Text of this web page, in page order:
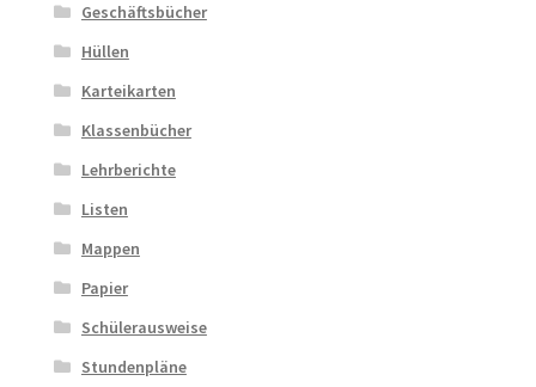
Geschäftsbücher
Hüllen
Karteikarten
Klassenbücher
Lehrberichte
Listen
Mappen
Papier
Schülerausweise
Stundenpläne